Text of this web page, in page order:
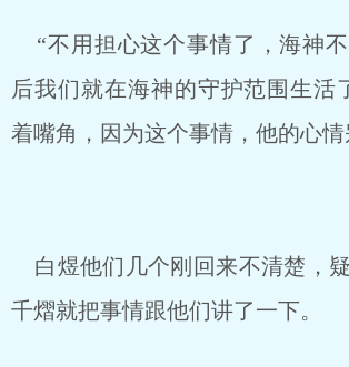
“不用担心这个事情了，海神
后我们就在海神的守护范围生活
着嘴角，因为这个事情，他的心情
白煜他们几个刚回来不清楚，疑
千熠就把事情跟他们讲了一下。